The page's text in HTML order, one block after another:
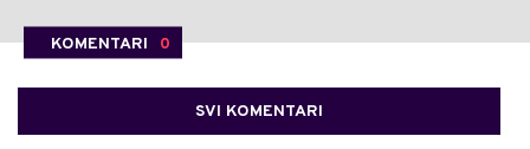
KOMENTARI 0
SVI KOMENTARI